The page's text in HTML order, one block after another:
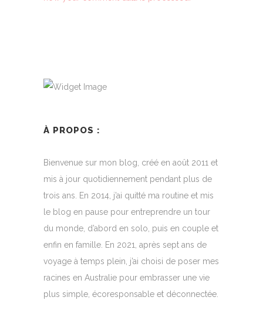
À PROPOS :
Bienvenue sur mon blog, créé en août 2011 et
mis à jour quotidiennement pendant plus de
trois ans. En 2014, j’ai quitté ma routine et mis
le blog en pause pour entreprendre un tour
du monde, d’abord en solo, puis en couple et
enfin en famille. En 2021, après sept ans de
voyage à temps plein, j’ai choisi de poser mes
racines en Australie pour embrasser une vie
plus simple, écoresponsable et déconnectée.